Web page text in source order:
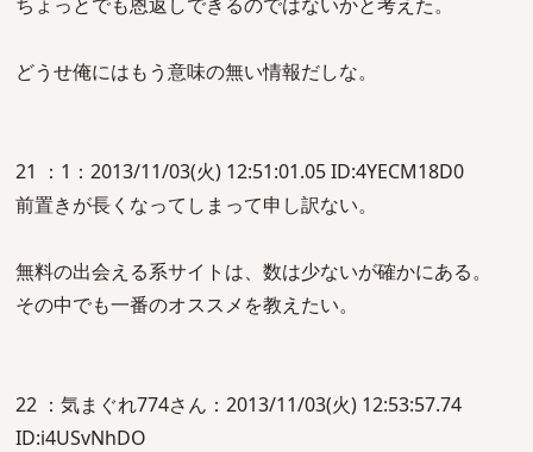
どうせ俺にはもう意味の無い情報だしな。
21 ：1：2013/11/03(火) 12:51:01.05 ID:4YECM18D0
前置きが長くなってしまって申し訳ない。
無料の出会える系サイトは、数は少ないが確かにある。
その中でも一番のオススメを教えたい。
22 ：気まぐれ774さん：2013/11/03(火) 12:53:57.74
ID:i4USvNhDO